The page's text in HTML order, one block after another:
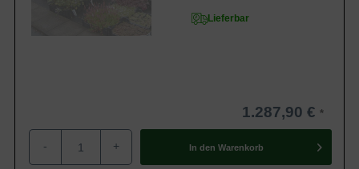
Lieferbar
1.287,90 €
- + In den Warenkorb